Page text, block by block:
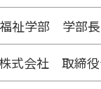
祉学部 学部長
式会社 取締